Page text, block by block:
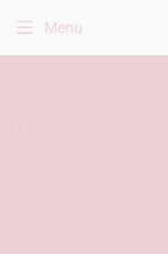
Menu